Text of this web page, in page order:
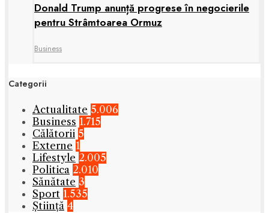
Donald Trump anunță progrese în negocierile
pentru Strâmtoarea Ormuz
Business
Categorii
Actualitate 5.006
Business 1.715
Călătorii 5
Externe 1
Lifestyle 2.005
Politica 2.010
Sănătate 3
Sport 1.535
Știință 4